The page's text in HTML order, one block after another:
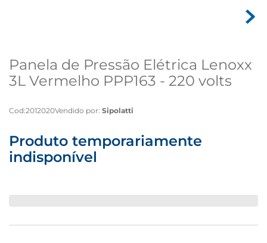
Panela de Pressão Elétrica Lenoxx
3L Vermelho PPP163 - 220 volts
Cod:2012020Vendido por: Sipolatti
Produto temporariamente
indisponível